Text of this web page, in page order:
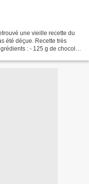
une vieille recette du
été déçue. Recette très
: - 125 g de chocolat